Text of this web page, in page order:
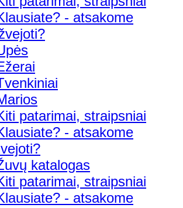
- atsakome
patarimai, straipsniai
- atsakome
katalogas
patarimai, straipsniai
- atsakome